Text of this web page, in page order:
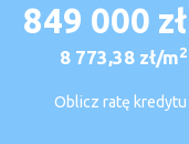
849 000 zł
8 773,38 zł/m2
Oblicz ratę kredytu